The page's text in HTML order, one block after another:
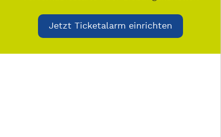
Jetzt Ticketalarm einrichten